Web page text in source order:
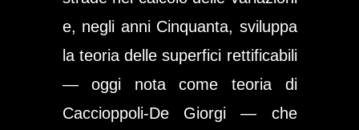
e, negli anni Cinquanta, sviluppa
la teoria delle superfici rettificabili
— oggi nota come teoria di
Caccioppoli-De Giorgi— che